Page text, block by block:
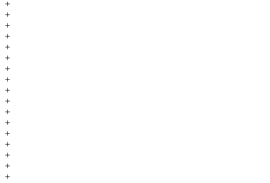
+
+
+
+
+
+
+
+
+
+
+
+
+
+
+
+
+